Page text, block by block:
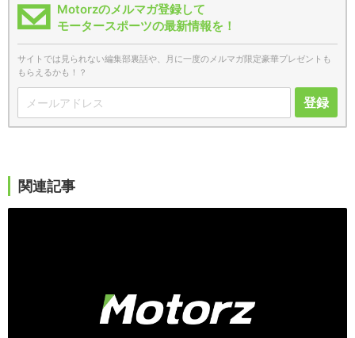
Motorzのメルマガ登録して
モータースポーツの最新情報を！
サイトでは見られない編集部裏話や、月に一度のメルマガ限定豪華プレゼントも
もらえるかも！？
登録
関連記事